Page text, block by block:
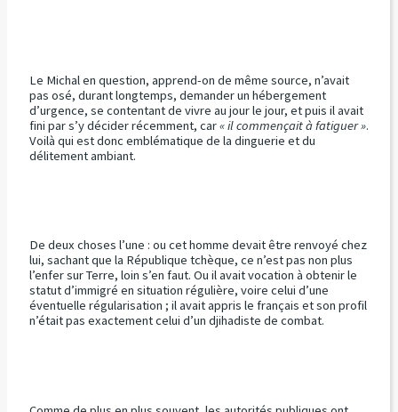
Le Michal en question, apprend-on de même source, n’avait
pas osé, durant longtemps, demander un hébergement
d’urgence, se contentant de vivre au jour le jour, et puis il avait
fini par s’y décider récemment, car« il commençait à fatiguer ».
Voilà qui est donc emblématique de la dinguerie et du
délitement ambiant.
De deux choses l’une : ou cet homme devait être renvoyé chez
lui, sachant que la République tchèque, ce n’est pas non plus
l’enfer sur Terre, loin s’en faut. Ou il avait vocation à obtenir le
statut d’immigré en situation régulière, voire celui d’une
éventuelle régularisation ; il avait appris le français et son profil
n’était pas exactement celui d’un djihadiste de combat.